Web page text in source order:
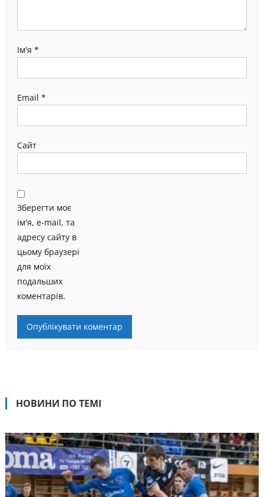
Ім'я *
Email *
Сайт
Зберегти моє
ім'я, e-mail, та
адресу сайту в
цьому браузері
для моїх
подальших
коментарів.
НОВИНИ ПО ТЕМІ